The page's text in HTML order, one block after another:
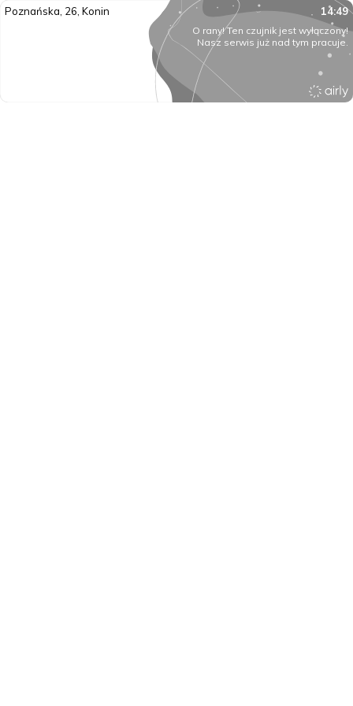
Poznańska, 26, Konin 14:49
O rany! Ten czujnik jest wyłączony!
Nasz serwis już nad tym pracuje.